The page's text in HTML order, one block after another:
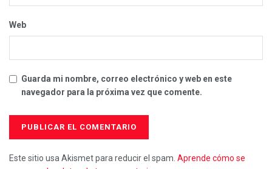
Web
Guarda mi nombre, correo electrónico y web en este
navegador para la próxima vez que comente.
Este sitio usa Akismet para reducir el spam. Aprende cómo se